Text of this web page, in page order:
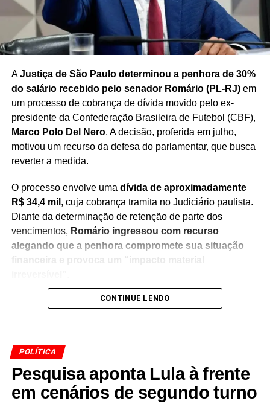
PRÓXIMO
Bivar acusa presidente do União Brasil de vender
cargos e cobrar propina
Bolsonaro é alvo de apuração por vincular Lula a
ex-ditador da Síria
AJustiça de São Paulo determinou a penhora de 30%
do salário recebido pelo senador Romário (PL-RJ)em
um processo de cobrança de dívida movido pelo ex-
presidente da Confederação Brasileira de Futebol (CBF),
Marco Polo Del Nero. A decisão, proferida em julho,
motivou um recurso da defesa do parlamentar, que busca
reverter a medida.
O processo envolve uma dívida de aproximadamente
R$ 34,4 mil , cuja cobrança tramita no Judiciário paulista.
Diante da determinação de retenção de parte dos
vencimentos, Romário ingressou com recurso
alegando que a penhora compromete sua situação
financeira e provoca um “impacto material
Na manifestação apresentada à Justiça, a defesa do
seria ilegal, argumentando que a medida afeta recursos
utilizados para sua manutenção pessoal e despesas do
cotidiano. O recurso solicita a revisão da decisão e a
suspensão da penhora enquanto o caso continua em
análise.
CONTINUE LENDO
POLÍTICA
Pesquisa aponta Lula à frente
em cenários de segundo turno